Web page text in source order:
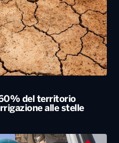
del territorio
alle stelle